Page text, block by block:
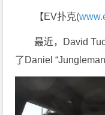
【EV扑克(
最近，David
了Daniel